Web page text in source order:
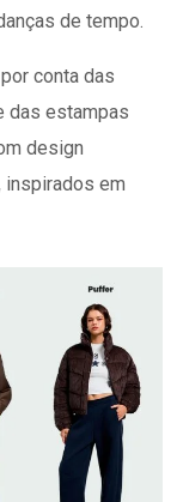
de tempo.
conta das
das estampas
design
inspirados em